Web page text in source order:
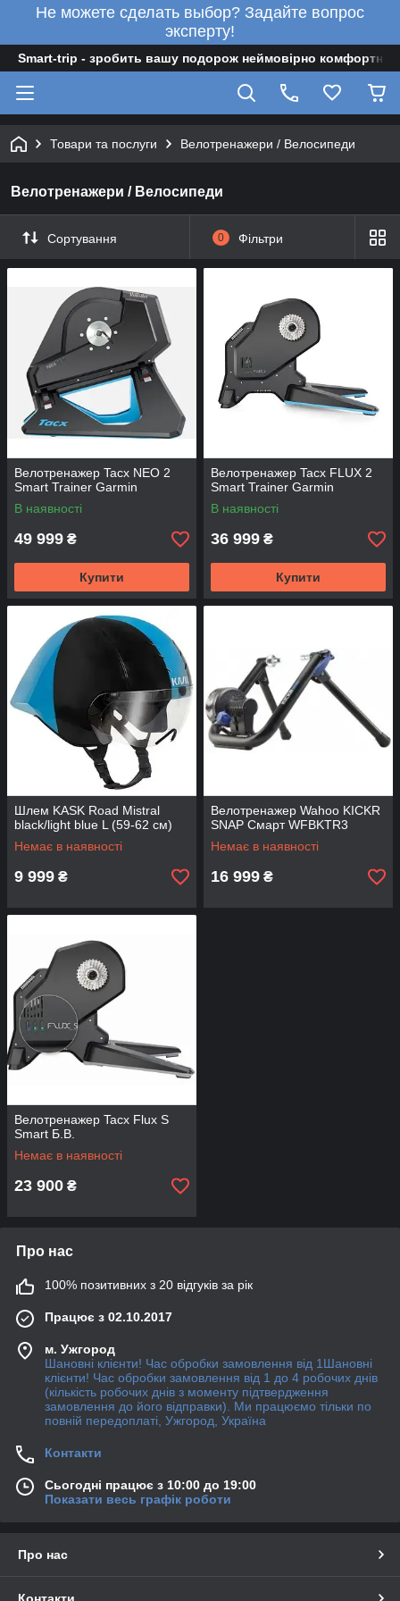
Не можете сделать выбор? Задайте вопрос
эксперту!
Smart-trip - зробить вашу подорож неймовірно
Товари та послуги Велотренажери / Велосипеди
Велотренажери / Велосипеди
Сортування 0 Фільтри
Велотренажер Tacx NEO 2
Smart Trainer Garmin
В наявності
49 999 ₴
Купити
Велотренажер Tacx FLUX 2
Smart Trainer Garmin
В наявності
36 999 ₴
Купити
Шлем KASK Road Mistral
black/light blue L (59-62 см)
Немає в наявності
9 999 ₴
Велотренажер Wahoo KICKR
SNAP Смарт WFBKTR3
Немає в наявності
16 999 ₴
Велотренажер Tacx Flux S
Smart Б.В.
Немає в наявності
23 900 ₴
Про нас
100% позитивних з 20 відгуків за рік
Працює з 02.10.2017
м. Ужгород
Шановні клієнти! Час обробки замовлення від 1Шановні
клієнти! Час обробки замовлення від 1 до 4 робочих днів
(кількість робочих днів з моменту підтвердження
замовлення до його відправки). Ми працюємо тільки по
повній передоплаті, Ужгород, Україна
Контакти
Сьогодні працює з 10:00 до 19:00
Показати весь графік роботи
Про нас